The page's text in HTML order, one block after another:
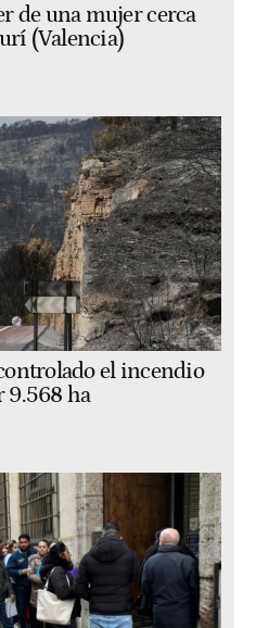
de una mujer cerca
(Valencia)
el incendio
9.568 ha